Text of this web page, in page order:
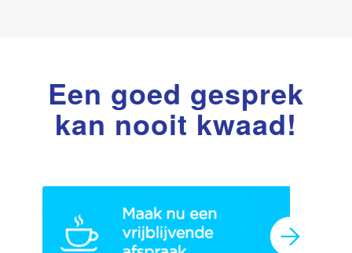
Een goed gesprek
kan nooit kwaad!